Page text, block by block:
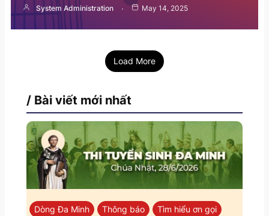
System Administration May 14, 2025
Load More
/ Bài viết mới nhất
Dòng Đa Minh Thông báo Tìm hiểu ơn gọi